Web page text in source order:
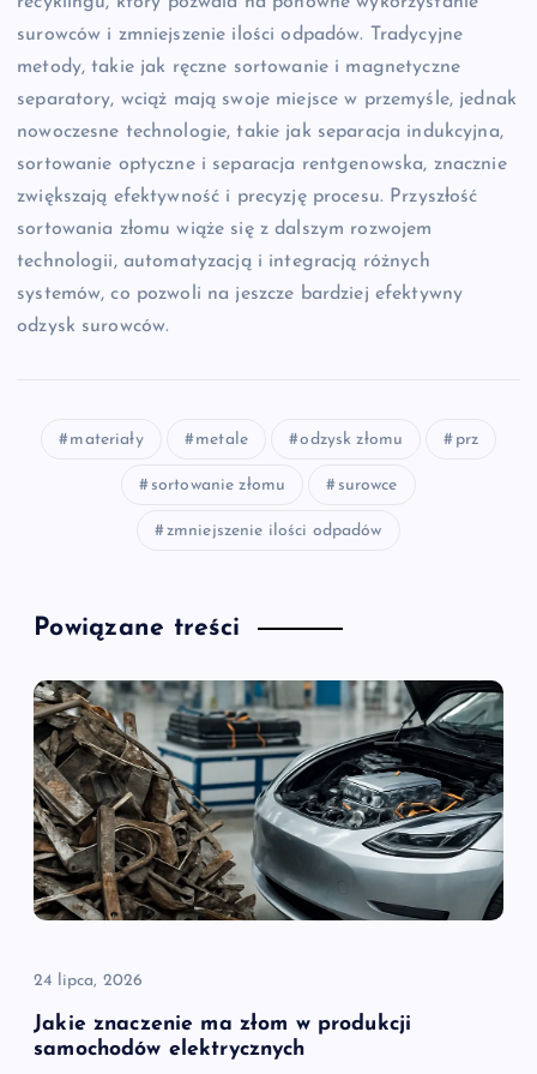
surowców i zmniejszenie ilości odpadów. Tradycyjne
metody, takie jak ręczne sortowanie i magnetyczne
separatory, wciąż mają swoje miejsce w przemyśle, jednak
nowoczesne technologie, takie jak separacja indukcyjna,
sortowanie optyczne i separacja rentgenowska, znacznie
zwiększają efektywność i precyzję procesu. Przyszłość
sortowania złomu wiąże się z dalszym rozwojem
technologii, automatyzacją i integracją różnych
systemów, co pozwoli na jeszcze bardziej efektywny
odzysk surowców.
materiały metale odzysk złomu prz
sortowanie złomu surowce
zmniejszenie ilości odpadów
Powiązane treści
24 lipca, 2026
Jakie znaczenie ma złom w produkcji
samochodów elektrycznych